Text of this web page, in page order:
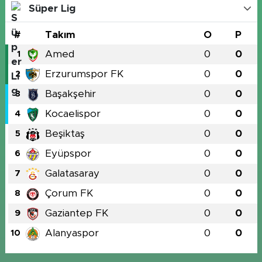
Süper Lig
# Takım O P
1 Amed 0 0
2 Erzurumspor FK 0 0
3 Başakşehir 0 0
4 Kocaelispor 0 0
5 Beşiktaş 0 0
6 Eyüpspor 0 0
7 Galatasaray 0 0
8 Çorum FK 0 0
9 Gaziantep FK 0 0
10 Alanyaspor 0 0